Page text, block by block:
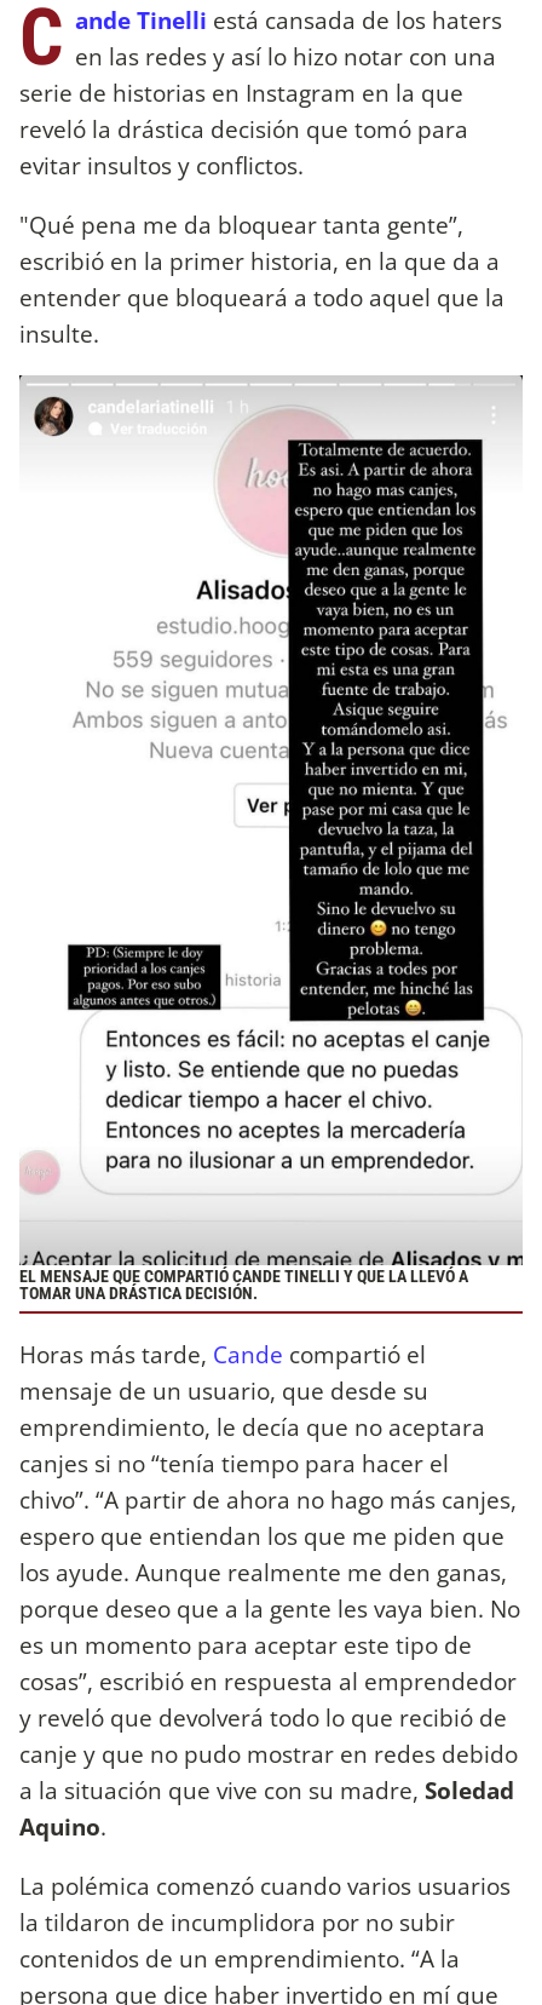
C ande Tinelli está cansada de los haters
en las redes y así lo hizo notar con una
serie de historias en Instagram en la que
reveló la drástica decisión que tomó para
evitar insultos y conflictos.
"Qué pena me da bloquear tanta gente”,
escribió en la primer historia, en la que da a
entender que bloqueará a todo aquel que la
insulte.
EL MENSAJE QUE COMPARTIÓ CANDE TINELLI Y QUE LA LLEVÓ A
TOMAR UNA DRÁSTICA DECISIÓN.
Horas más tarde, Cande compartió el
mensaje de un usuario, que desde su
emprendimiento, le decía que no aceptara
canjes si no “tenía tiempo para hacer el
chivo”. “A partir de ahora no hago más canjes,
espero que entiendan los que me piden que
los ayude. Aunque realmente me den ganas,
porque deseo que a la gente les vaya bien. No
es un momento para aceptar este tipo de
cosas”, escribió en respuesta al emprendedor
y reveló que devolverá todo lo que recibió de
canje y que no pudo mostrar en redes debido
a la situación que vive con su madre, Soledad
Aquino.
La polémica comenzó cuando varios usuarios
la tildaron de incumplidora por no subir
contenidos de un emprendimiento. “A la
persona que dice haber invertido en mí que